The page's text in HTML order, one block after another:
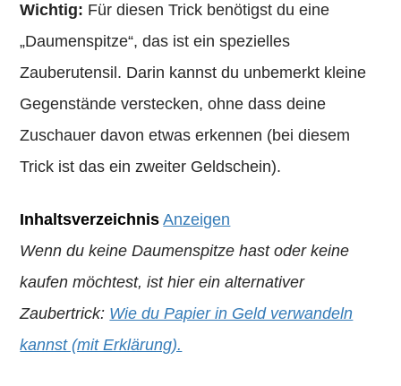
Wichtig: Für diesen Trick benötigst du eine
„Daumenspitze“, das ist ein spezielles
Zauberutensil. Darin kannst du unbemerkt kleine
Gegenstände verstecken, ohne dass deine
Zuschauer davon etwas erkennen (bei diesem
Trick ist das ein zweiter Geldschein).
Inhaltsverzeichnis Anzeigen
Wenn du keine Daumenspitze hast oder keine
kaufen möchtest, ist hier ein alternativer
Zaubertrick: Wie du Papier in Geld verwandeln
kannst (mit Erklärung).